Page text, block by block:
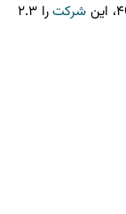
شركت
را ۲.۳